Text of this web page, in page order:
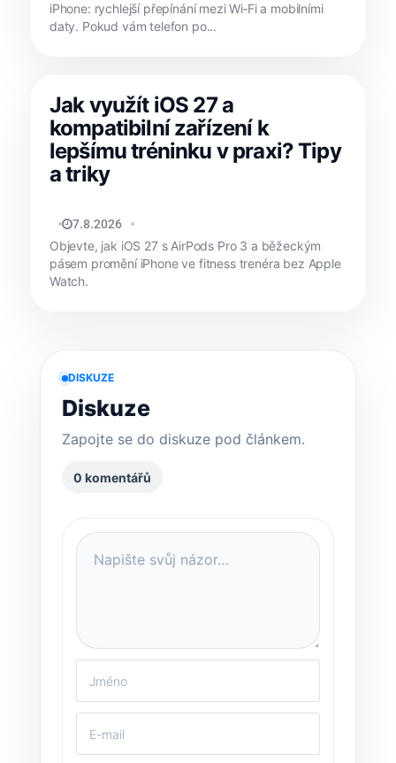
iPhone: rychlejší přepínání mezi Wi‑Fi a mobilními
daty. Pokud vám telefon po...
Jak využít iOS 27 a
kompatibilní zařízení k
lepšímu tréninku v praxi? Tipy
a triky
MATYÁŠ KOZÁK
7.8.2026
Objevte, jak iOS 27 s AirPods Pro 3 a běžeckým
pásem promění iPhone ve fitness trenéra bez Apple
Watch.
DISKUZE
Diskuze
Zapojte se do diskuze pod článkem.
0 komentářů